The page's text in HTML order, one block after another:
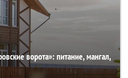
ворота»: питание, мангал,